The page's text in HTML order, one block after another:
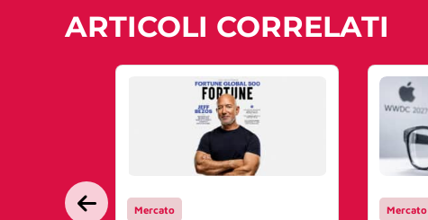
ARTICOLI CORRELATI
Mercato Mercato